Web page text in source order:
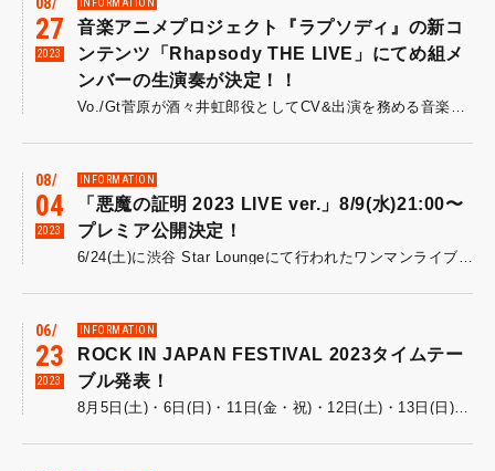
27
2023
INFORMATION
音楽アニメプロジェクト『ラプソディ』の新コ
ンテンツ「Rhapsody THE LIVE」にてめ組メ
ンバーの生演奏が決定！！
Vo./Gt菅原が酒々井虹郎役としてCV&出演を務める音楽アニメプロジェクト「ラプソディ」より 10月から始まる新たなライブコンテンツ 「Rhapsody THE LIVE」にて 生演奏バンドのメンバーとしてめ組の出演が決定しました！ Gt.・・富山京樹 Key.・・久佐賀麗 Ba.・・寺澤俊哉 Dr.・・外山宰 4人は従来のパートを担当します！ め組サウンドでバンドアレンジされたラプソディの楽曲たちを、 池袋harevutaiの迫力のあるステージでぜひ体感してみて下さい！！ ▶▶詳細・チケットのお申し込みはこちら ［開催日］10月1日(日)・15日(日)・29日(日) / 11月12日(日)・26日(日) ［時間］ 開場 14:30 開演 15:00 ［会場］ 池袋・harevutai ［出演者］ 末次純 (Pink Flag 望野一真役) 菅原達也 (春の十字架 酒々井虹郎役) 谷江玲音 (ブルーバード 九重落暉役) 山本友理 (システム・オブ・ロマンス 我孫子金慈役) 演奏：め組 富山京樹（Guitar） 久佐賀麗（Keyboard） 寺澤俊哉（Bass） 外山宰（Drums） ［入場料金］ 2,000円（ドリンク代別）
08
04
2023
INFORMATION
「悪魔の証明 2023 LIVE ver.」8/9(水)21:00〜
プレミア公開決定！
6/24(土)に渋谷 Star Loungeにて行われたワンマンライブ「ME-GUMI ONEMAN LIVE 2023 ‐ANARCHY IN THE LIVE HOUSE -」より「悪魔の証明」をライブ映像化！【8/9(水)21:00〜】より、め組OFFICIAL YouTube CHANNELにてプレミア公開されることが決定しました！▶▶ご視聴はこちら！◀◀配信中はメンバーがチャットで登場予定！一緒にライブを観ながら盛り上げます！▶▶▶め組 OFFICIAL YouTube CHANNELはコチラ◀◀◀さらに、ライブ映像公開直前にはメンバー全員参加のYou Tube Liveも生配信！【8/9(水)20:30ごろ~配信開始】▶▶ご視聴はこちら！◀◀こちらもお見逃しなく!!
06
23
2023
INFORMATION
ROCK IN JAPAN FESTIVAL 2023タイムテー
ブル発表！
8月5日(土)・6日(日)・11日(金・祝)・12日(土)・13日(日)に開催される「ROCK IN JAPAN FESTIVAL 2023」のタイムテーブルが発表されました！※め組は【8/11(金・祝)12:30〜＠PARKSTAGE】に出演します！詳細は「ROCK IN JAPAN FESTIVAL 2023」公式サイトからチェックをお願いいたします！「ROCK IN JAPAN FESTIVAL 2023」【日程】2023年8月5日(土)・8月6日(日)・8月11日(金・祝)・8月12日(土)・8月13日(日)【開場/開演(予定)】開場 9:00／開演 11:50／終演 20:40（各日とも予定）※雨天決行（荒天の場合は中止）【会場】千葉市蘇我スポーツ公園【ROCK IN JAPAN FESTIVAL 2023公式サイト】https://rijfes.jp/